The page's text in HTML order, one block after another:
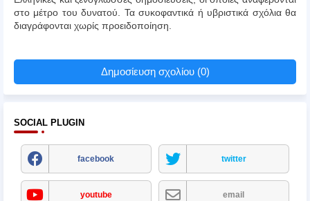
στο μέτρο του δυνατού. Τα συκοφαντικά ή υβριστικά σχόλια θα
διαγράφονται χωρίς προειδοποίηση.
Δημοσίευση σχολίου (0)
SOCIAL PLUGIN
facebook twitter
youtube email